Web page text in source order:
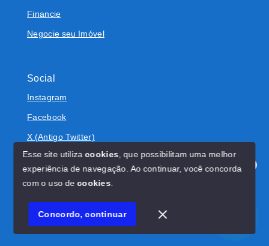
Olá! Estamos disponíveis para te ajudar.
Financie
Negocie seu Imóvel
Social
Instagram
Facebook
X (Antigo Twitter)
© Copyright 2026 - BOLIVAR IMÓVEIS - Todos os direitos
SITE PARA IMOBILIARIA
Esse site utilizacookies , que possibilitam uma melhor
experiência de navegação. Ao continuar, você concorda
com o uso decookies
Concordo, continuar